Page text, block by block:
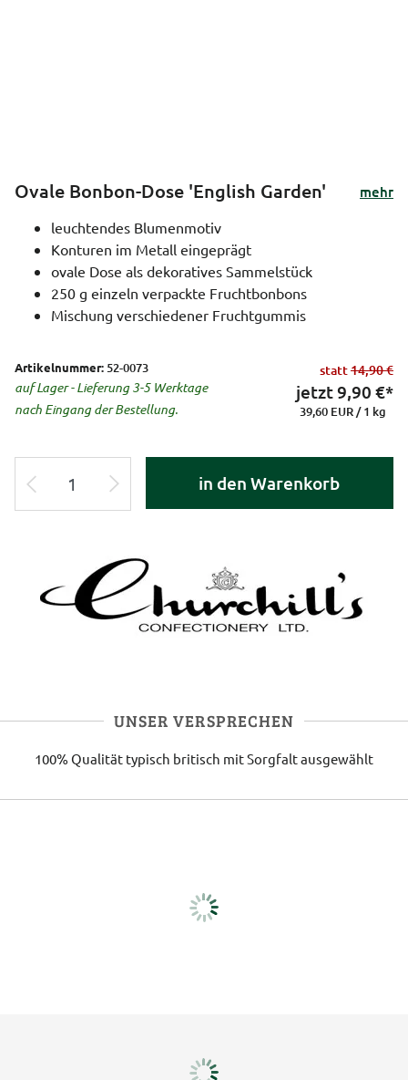
Ovale Bonbon-Dose 'English Garden'
mehr
leuchtendes Blumenmotiv
Konturen im Metall eingeprägt
ovale Dose als dekoratives Sammelstück
250 g einzeln verpackte Fruchtbonbons
Mischung verschiedener Fruchtgummis
Artikelnummer: 52-0073
auf Lager - Lieferung 3-5 Werktage
nach Eingang der Bestellung.
statt14,90 €
jetzt9,90 €*
39,60 EUR / 1 kg
in den Warenkorb
UNSER VERSPRECHEN
100% Qualität typisch britisch mit Sorgfalt ausgewählt